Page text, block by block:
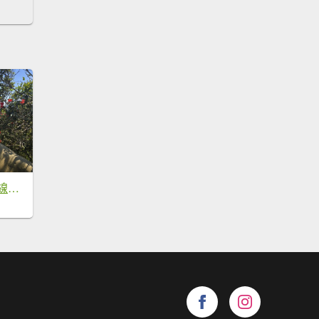
2026-03-15微笑山線：【二格山系】皇帝殿稜線段